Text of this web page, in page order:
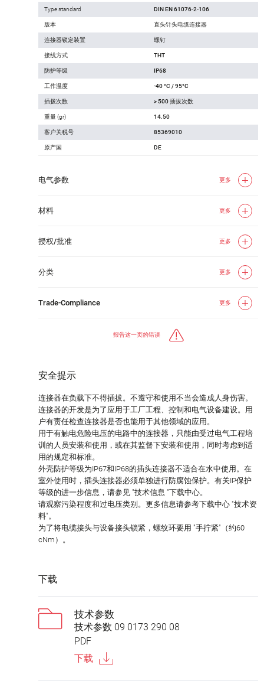
Type standard DIN EN 61076-2-106
版本 直头针头电缆连接器
连接器锁定装置 螺钉
接线方式 THT
防护等级 IP68
工作温度 -40 °C / 95°C
插拨次数 > 500 插拔次数
重量 (gr) 14.50
客户关税号 85369010
原产国 DE
电气参数 更多
材料 更多
授权/批准 更多
分类 更多
Trade-Compliance 更多
报告这一页的错误
安全提示
连接器在负载下不得插拔。不遵守和使用不当会造成人身伤害。
连接器的开发是为了应用于工厂工程、控制和电气设备建设。用
户有责任检查连接器是否也能用于其他领域的应用。
用于有触电危险电压的电路中的连接器，只能由受过电气工程培
训的人员安装和使用，或在其监督下安装和使用，同时考虑到适
用的规定和标准。
外壳防护等级为IP67和IP68的插头连接器不适合在水中使用。在
室外使用时，插头连接器必须单独进行防腐蚀保护。有关IP保护
等级的进一步信息，请参见 "技术信息 "下载中心。
请观察污染程度和过电压类别。更多信息请参考下载中心 "技术资
料"。
为了将电缆接头与设备接头锁紧，螺纹环要用 "手拧紧"（约60
cNm）。
下载
技术参数
技术参数 09 0173 290 08
PDF
下载